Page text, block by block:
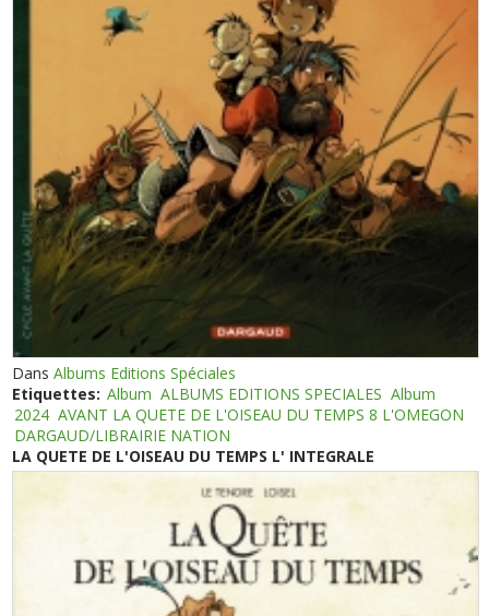
DansAlbums Editions Spéciales
Etiquettes: Album ALBUMS EDITIONS SPECIALES Album
2024 AVANT LA QUETE DE L'OISEAU DU TEMPS 8 L'OMEGON
DARGAUD/LIBRAIRIE NATION
LA QUETE DE L'OISEAU DU TEMPS L' INTEGRALE